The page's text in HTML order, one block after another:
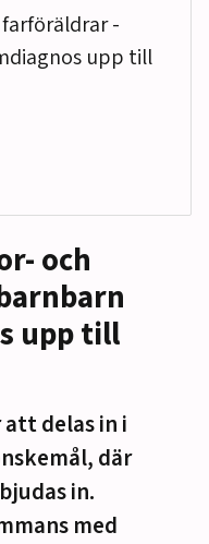
och
upp till
delas in i
där
in.
med
-
upp till